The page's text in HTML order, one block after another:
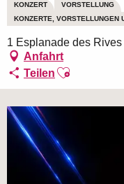
KONZERT
VORSTELLUNG
KONZERTE, VORSTELLUNGEN
1 Esplanade des
Anfahrt
Teilen Ajouter aux